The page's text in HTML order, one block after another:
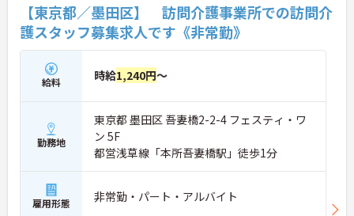
【東京都／墨田区】 訪問介護事業所での訪問介
護スタッフ募集求人です《非常勤》
給料 時給1,240円～
勤務地
東京都 墨田区 吾妻橋2-2-4 フェスティ・ワ
ン 5F
都営浅草線「本所吾妻橋駅」徒歩1分
雇用形態 非常勤・パート・アルバイト